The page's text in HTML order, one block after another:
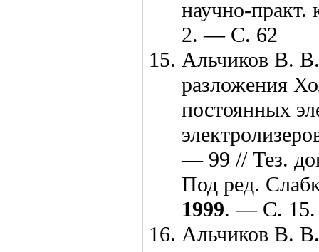
научно-
2. — С. 62
Альчиков В.
разложения
постоянных
— 99 // Тез.
Под ред.
1999. — С. 15.
Альчиков В.